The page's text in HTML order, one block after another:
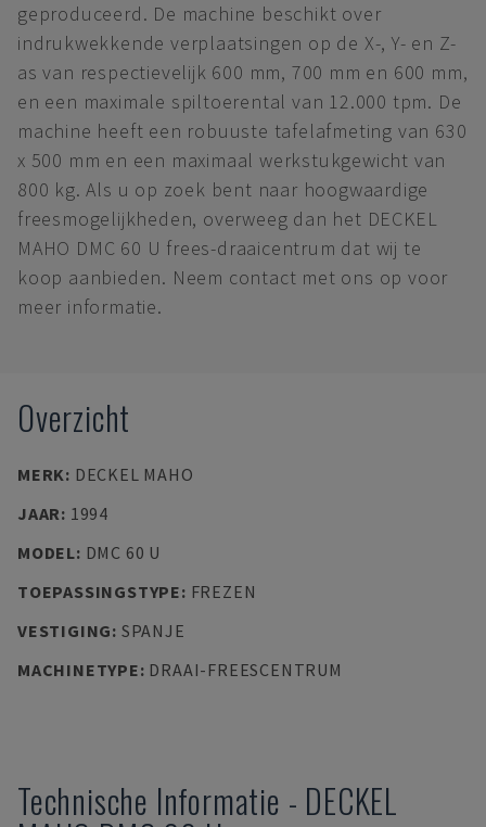
geproduceerd. De machine beschikt over
indrukwekkende verplaatsingen op de X-, Y- en Z-
as van respectievelijk 600 mm, 700 mm en 600 mm,
en een maximale spiltoerental van 12.000 tpm. De
machine heeft een robuuste tafelafmeting van 630
x 500 mm en een maximaal werkstukgewicht van
800 kg. Als u op zoek bent naar hoogwaardige
freesmogelijkheden, overweeg dan het DECKEL
MAHO DMC 60 U frees-draaicentrum dat wij te
koop aanbieden. Neem contact met ons op voor
meer informatie.
Overzicht
MERK: DECKEL MAHO
JAAR: 1994
MODEL: DMC 60 U
TOEPASSINGSTYPE: FREZEN
VESTIGING: SPANJE
MACHINETYPE: DRAAI-FREESCENTRUM
Technische Informatie - DECKEL